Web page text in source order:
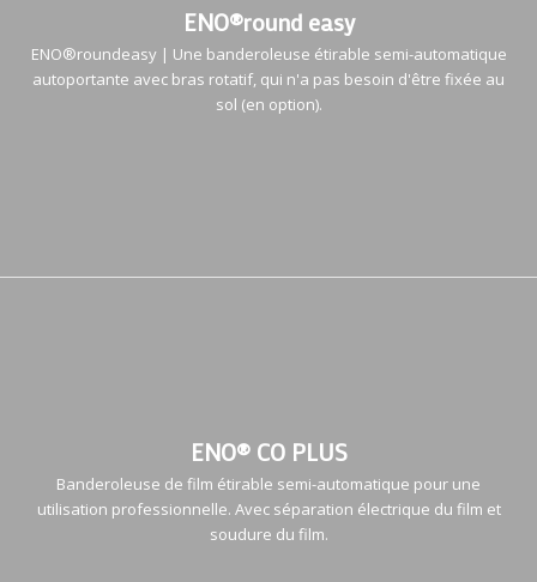
ENO®round easy
ENO®roundeasy | Une banderoleuse étirable semi-automatique
autoportante avec bras rotatif, qui n'a pas besoin d'être fixée au
sol (en option).
ENO® CO PLUS
Banderoleuse de film étirable semi-automatique pour une
utilisation professionnelle. Avec séparation électrique du film et
soudure du film.